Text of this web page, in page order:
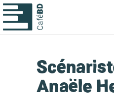
Anaële